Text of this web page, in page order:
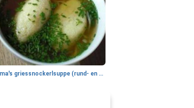
oma's griessnockerlsuppe (rund- en griesmeelknoedelsoep)